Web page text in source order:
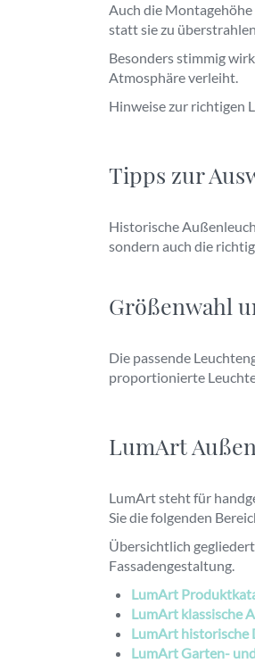
Auch die
statt sie zu
Besonders stimmig
Atmosphäre verleiht.
Hinweise zur richtigen
Tipps zur
Historische
sondern auch die
Größenwahl
Die passende
proportionierte
LumArt
LumArt steht für
Sie die folgenden
Übersichtlich
Fassadengestaltung.
LumArt
LumArt klassische
LumArt historische
LumArt Garten-